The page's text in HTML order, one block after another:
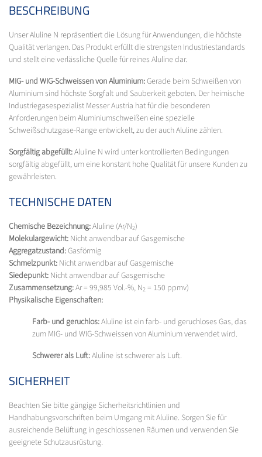
BESCHREIBUNG
Unser Aluline N repräsentiert die Lösung für Anwendungen, die höchste
Qualität verlangen. Das Produkt erfüllt die strengsten Industriestandards
und stellt eine verlässliche Quelle für reines Aluline dar.
MIG- und WIG-Schweissen von Aluminium:Gerade beim Schweißen von
Aluminium sind höchste Sorgfalt und Sauberkeit geboten. Der heimische
Industriegasespezialist Messer Austria hat für die besonderen
Anforderungen beim Aluminiumschweißen eine spezielle
Schweißschutzgase-Range entwickelt, zu der auch Aluline zählen.
Sorgfältig abgefüllt:Aluline N wird unter kontrollierten Bedingungen
sorgfältig abgefüllt, um eine konstant hohe Qualität für unsere Kunden zu
gewährleisten.
TECHNISCHE DATEN
Chemische Bezeichnung:Aluline (Ar/N2)
Molekulargewicht: Nicht anwendbar auf Gasgemische
Aggregatzustand:Gasförmig
Schmelzpunkt: Nicht anwendbar auf Gasgemische
Siedepunkt: Nicht anwendbar auf Gasgemische
Zusammensetzung:Ar = 99,985 Vol.-%, N2 = 150 ppmv)
Physikalische Eigenschaften:
Farb- und geruchlos:Aluline ist ein farb- und geruchloses Gas, das
zum MIG- und WIG-Schweissen von Aluminium verwendet wird.
Schwerer als Luft:Aluline ist schwerer als Luft.
SICHERHEIT
Beachten Sie bitte gängige Sicherheitsrichtlinien und
Handhabungsvorschriften beim Umgang mit Aluline. Sorgen Sie für
ausreichende Belüftung in geschlossenen Räumen und verwenden Sie
geeignete Schutzausrüstung.